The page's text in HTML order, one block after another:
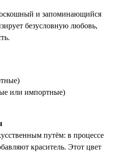
и запоминающийся
безусловную любовь,
или импортные)
путём: в процессе
краситель. Этот цвет